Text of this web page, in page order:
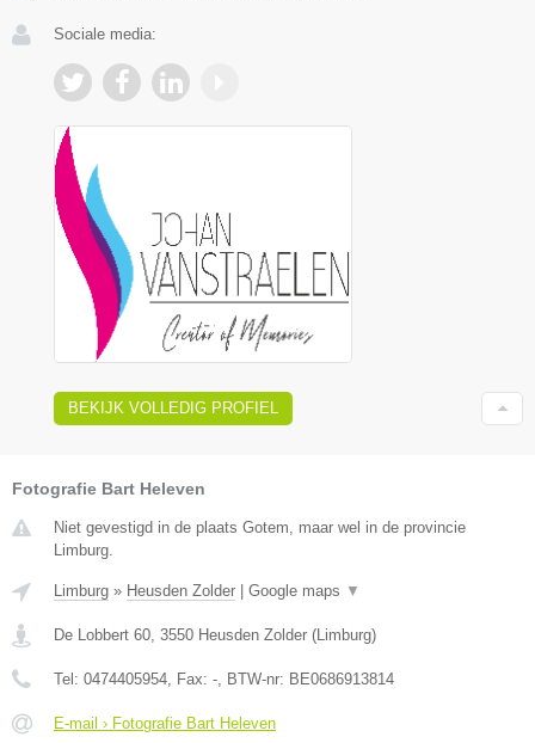
Sociale media:
BEKIJK VOLLEDIG PROFIEL
Fotografie Bart Heleven
Niet gevestigd in de plaats Gotem, maar wel in de provincie
Limburg.
Limburg » Heusden Zolder Google maps ▼
De Lobbert 60, 3550 Heusden Zolder (Limburg)
Tel: 0474405954, Fax: -, BTW-nr: BE0686913814
E-mail › Fotografie Bart Heleven